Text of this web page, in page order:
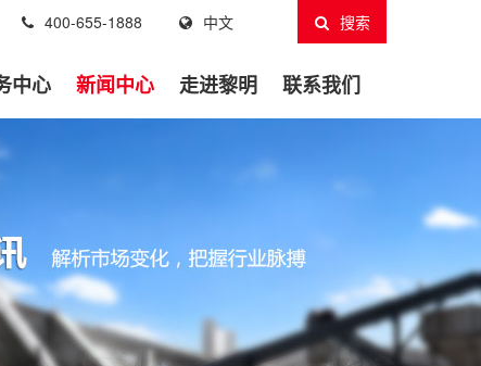
400-655-1888 中文 搜索
中心 新闻中心 走进黎明 联系我们